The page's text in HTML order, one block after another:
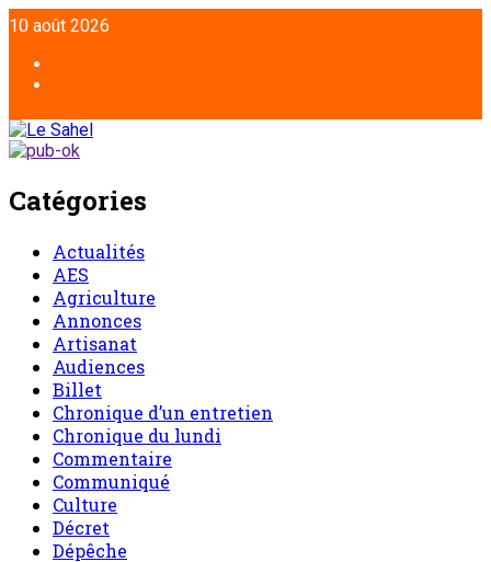
10 août 2026
Catégories
Actualités
AES
Agriculture
Annonces
Artisanat
Audiences
Billet
Chronique d’un entretien
Chronique du lundi
Commentaire
Communiqué
Culture
Décret
Dépêche